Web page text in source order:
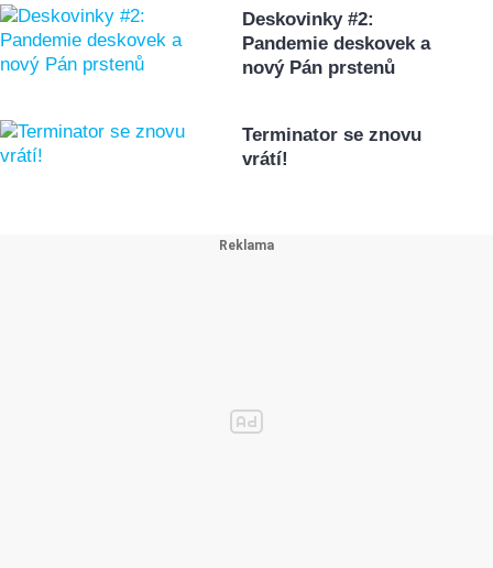
Deskovinky #2:
Pandemie deskovek a
nový Pán prstenů
Terminator se znovu
vrátí!